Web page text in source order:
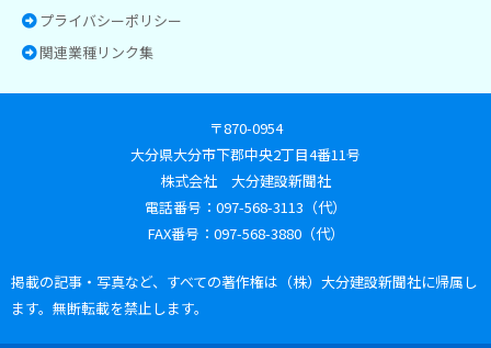
プライバシーポリシー
関連業種リンク集
〒870-0954
大分県大分市下郡中央2丁目4番11号
株式会社 大分建設新聞社
電話番号：097-568-3113（代）
FAX番号：097-568-3880（代）
掲載の記事・写真など、すべての著作権は（株）大分建設新聞社に帰属し
ます。無断転載を禁止します。